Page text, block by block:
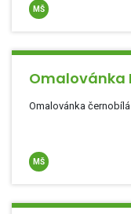
MŠ
Omalovánka
Omalovánka
MŠ